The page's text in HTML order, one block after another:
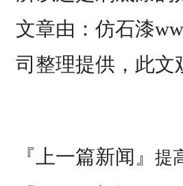
文章由：仿石漆
司整理提供，此文
『上一篇新闻』 提